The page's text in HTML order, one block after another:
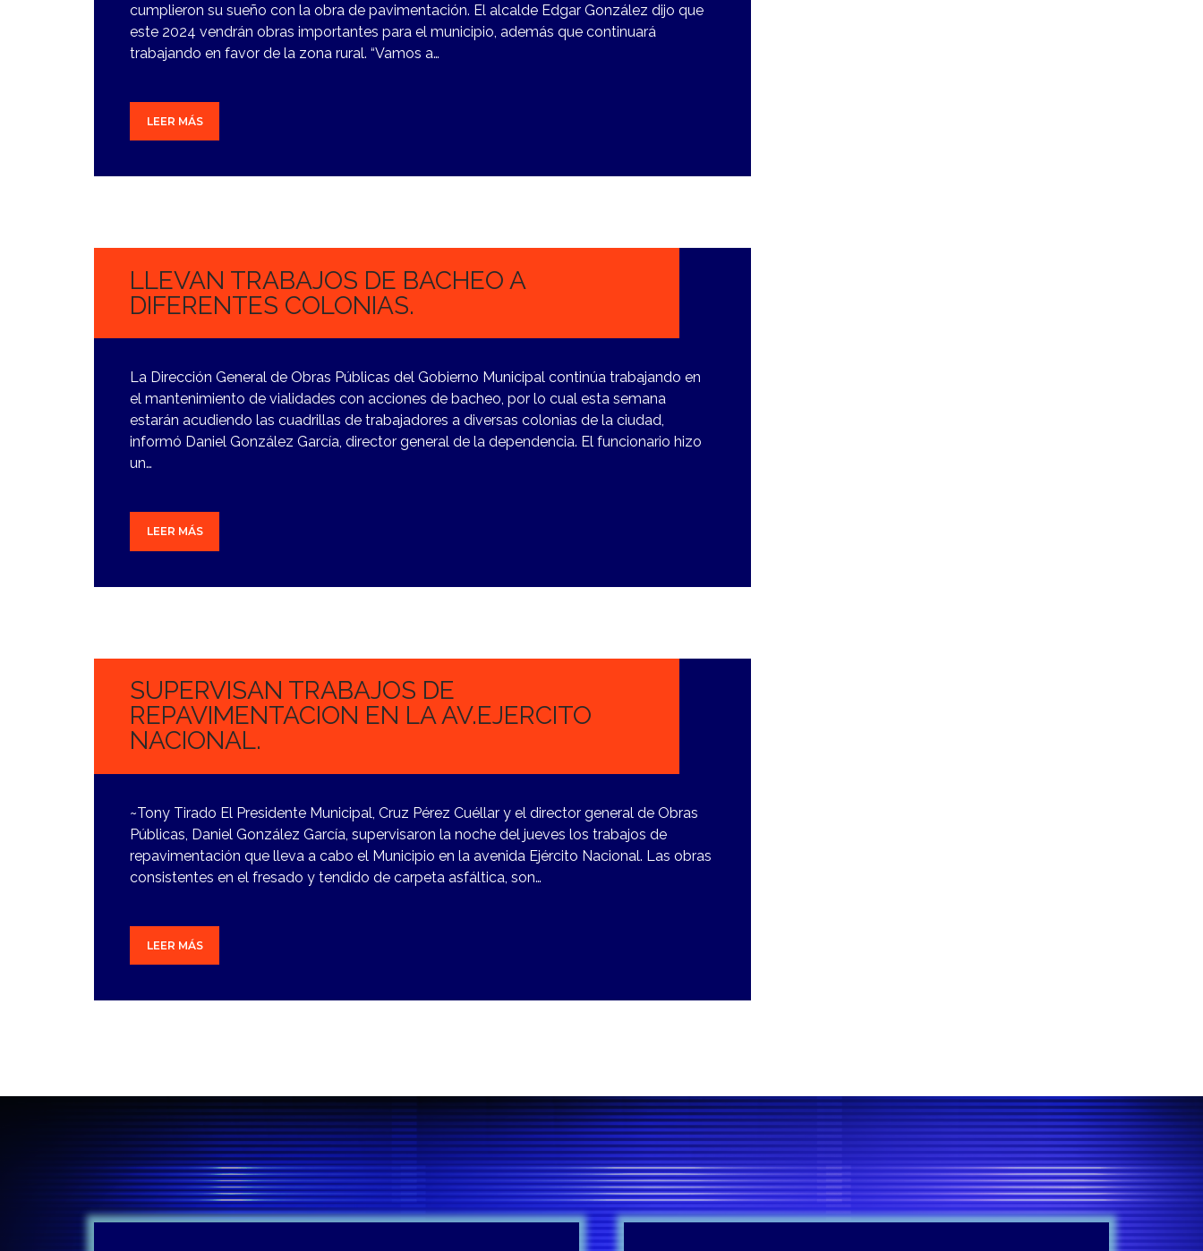
cumplieron su sueño con la obra de pavimentación. El alcalde Edgar González dijo que
este 2024 vendrán obras importantes para el municipio, además que continuará
trabajando en favor de la zona rural. “Vamos a…
LEER MÁS
LLEVAN TRABAJOS DE BACHEO A
DIFERENTES COLONIAS.
La Dirección General de Obras Públicas del Gobierno Municipal continúa trabajando en
el mantenimiento de vialidades con acciones de bacheo, por lo cual esta semana
estarán acudiendo las cuadrillas de trabajadores a diversas colonias de la ciudad,
informó Daniel González García, director general de la dependencia. El funcionario hizo
un…
LEER MÁS
SUPERVISAN TRABAJOS DE
REPAVIMENTACION EN LA AV.EJERCITO
NACIONAL.
~Tony Tirado El Presidente Municipal, Cruz Pérez Cuéllar y el director general de Obras
Públicas, Daniel González García, supervisaron la noche del jueves los trabajos de
repavimentación que lleva a cabo el Municipio en la avenida Ejército Nacional. Las obras
consistentes en el fresado y tendido de carpeta asfáltica, son…
LEER MÁS